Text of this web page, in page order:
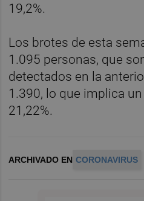
19,2%.
Los brotes de esta
1.095 personas, que
detectados en la
1.390, lo que implica
21,22%.
ARCHIVADO EN CORONAVIRUS